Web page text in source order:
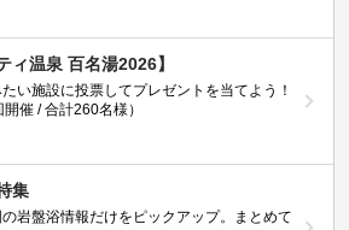
ィ温泉 百名湯2026】
い施設に投票してプレゼントを当てよう！
開催 / 合計260名様）
集
の岩盤浴情報だけをピックアップ。まとめて